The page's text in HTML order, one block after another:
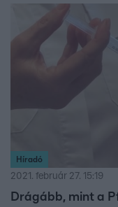
engedéllyel
Híradó
2021. február 27. 15:19
Drágább, mint a